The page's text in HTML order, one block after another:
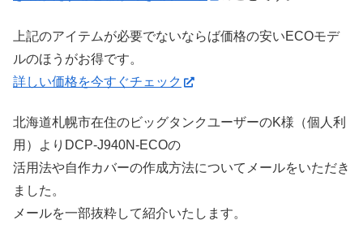
上記のアイテムが必要でないならば価格の安いECOモデ
ルのほうがお得です。
詳しい価格を今すぐチェック
北海道札幌市在住のビッグタンクユーザーのK様（個人利
用）よりDCP-J940N-ECOの
活用法や自作カバーの作成方法についてメールをいただき
ました。
メールを一部抜粋して紹介いたします。